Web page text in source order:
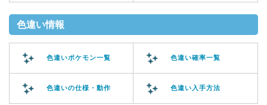
色違い情報
色違いポケモン一覧 色違い確率一覧
色違いの仕様・動作 色違い入手方法